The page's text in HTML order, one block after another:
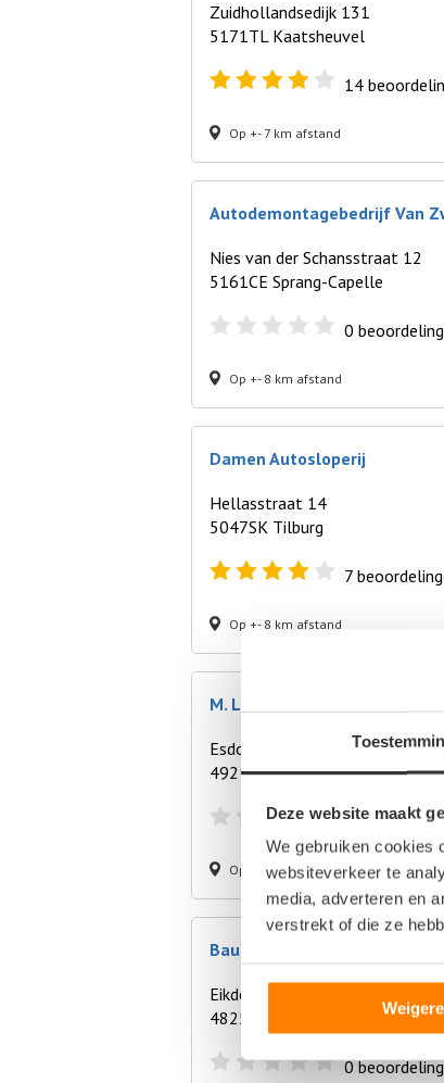
Deze website maakt
We gebruiken cookies
websiteverkeer te
media, adverteren en
verstrekt of die ze
Zuidhollandsedijk 131
5171TL Kaatsheuvel
14
Op +- 7 km afstand
Autodemontagebedrijf Van
Nies van der Schansstraat 12
5161CE Sprang-Capelle
0
Op +- 8 km afstand
Damen Autosloperij
Hellasstraat 14
5047SK Tilburg
7
Op +- 8 km afstand
M. Leeman VOF
Esdoornlaan 80
4921DV Made
0
Op +- 10 km afstand
Baum BV Trucks – Truckparts
Eikdonk 9
4825AZ Breda
0